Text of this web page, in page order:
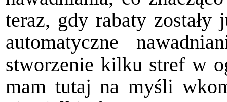
teraz, gdy rabaty zostały
automatyczne
stworzenie kilku stref w
mam tutaj na myśli